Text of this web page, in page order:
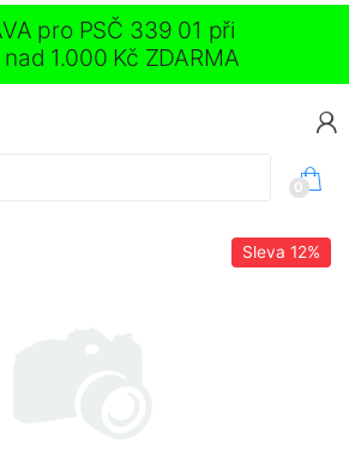
pro PSČ 339 01 při
1.000 Kč ZDARMA
0
Sleva 12%